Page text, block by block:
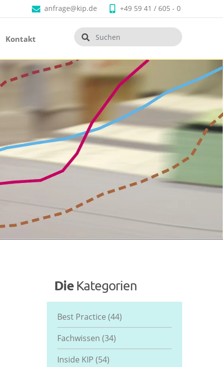
anfrage@kip.de +49 59 41 / 605 - 0
Kontakt
Die Kategorien
Best Practice (44)
Fachwissen (34)
Inside KIP (54)